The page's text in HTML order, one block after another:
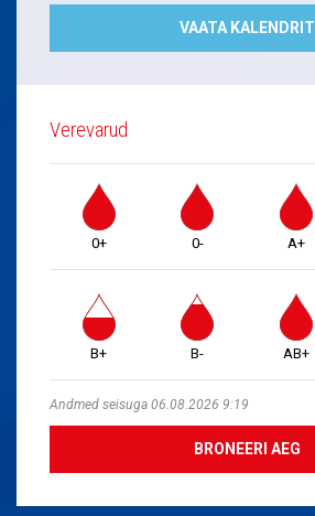
VAATA KALENDRIT
Verevarud
0+ 0- A+
B+ B- AB+
Andmed seisuga 06.08.2026 9:19
BRONEERI AEG